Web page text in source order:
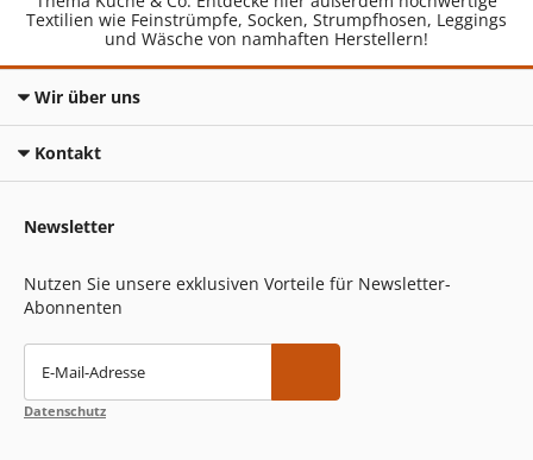
Textilien wie Feinstrümpfe, Socken, Strumpfhosen, Leggings
und Wäsche von namhaften Herstellern!
Wir über uns
Kontakt
Newsletter
Nutzen Sie unsere exklusiven Vorteile für Newsletter-
Abonnenten
E-Mail-Adresse
Datenschutz